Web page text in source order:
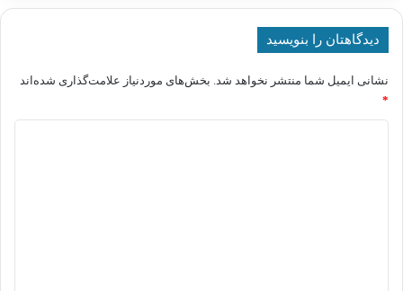
دیدگاهتان را بنویسید
نشانی ایمیل شما منتشر نخواهد شد. بخش‌های موردنیاز علامت‌گذاری شده‌اند
*